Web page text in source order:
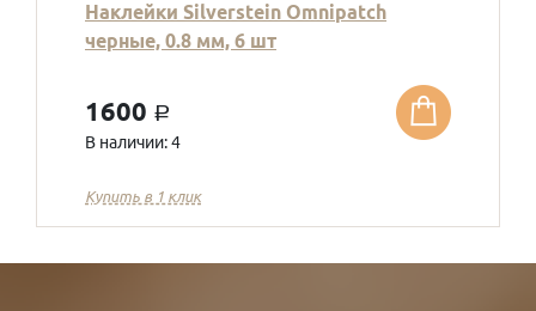
Наклейки Silverstein Omnipatch
черные, 0.8 мм, 6 шт
1600 a
В наличии: 4
Купить в 1 клик